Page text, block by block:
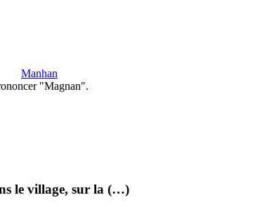
Manhan
"Magnan".
le village, sur la (…)